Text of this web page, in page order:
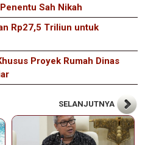
Sah Nikah
Rp27,5 Triliun untuk
Proyek Rumah Dinas
SELANJUTNYA